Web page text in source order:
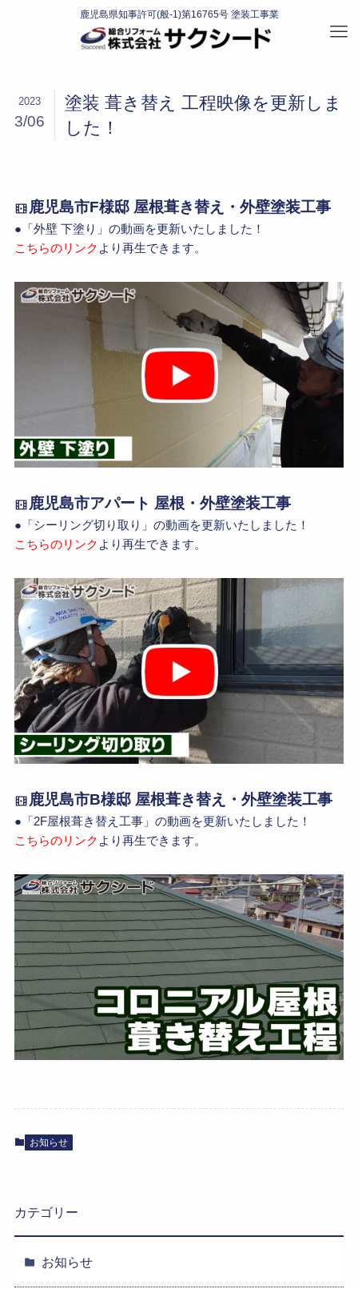
塗装 葺き替え 工程映像を更新しま
した！
2023
3/06
鹿児島市F様邸 屋根葺き替え・外壁塗装工事
●「外壁 下塗り」の動画を更新いたしました！
こちらのリンク より再生できます。
鹿児島市アパート 屋根・外壁塗装工事
●「シーリング切り取り」の動画を更新いたしました！
こちらのリンク より再生できます。
鹿児島市B様邸 屋根葺き替え・外壁塗装工事
●「2F屋根葺き替え工事」の動画を更新いたしました！
こちらのリンク より再生できます。
お知らせ
カテゴリー
お知らせ